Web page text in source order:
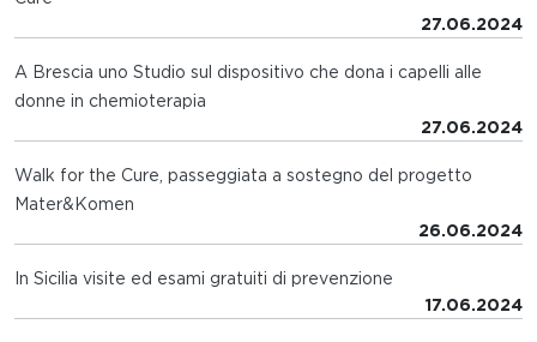
27.06.2024
A Brescia uno Studio sul dispositivo che dona i capelli alle
donne in chemioterapia
27.06.2024
Walk for the Cure, passeggiata a sostegno del progetto
Mater&Komen
26.06.2024
In Sicilia visite ed esami gratuiti di prevenzione
17.06.2024